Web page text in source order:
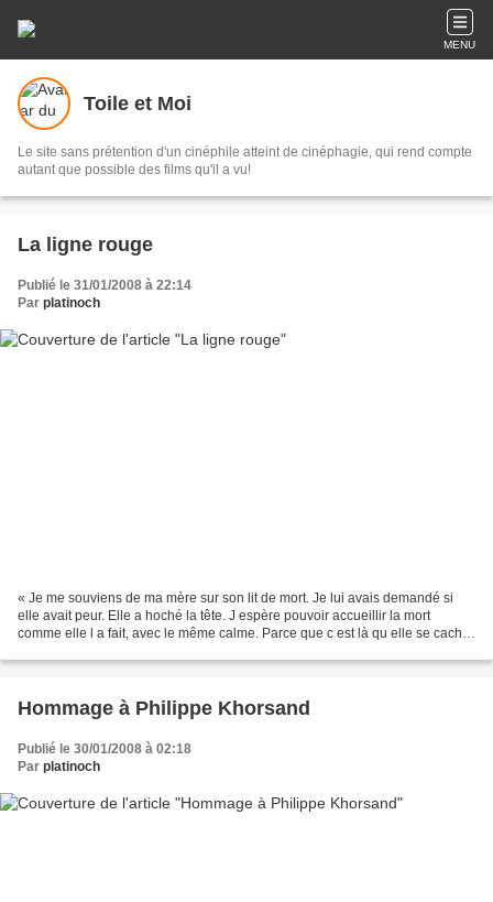
MENU
Toile et Moi
Le site sans prétention d'un cinéphile atteint de cinéphagie, qui rend compte
autant que possible des films qu'il a vu!
La ligne rouge
Publié le 31/01/2008 à 22:14
Par platinoch
« Je me souviens de ma mère sur son lit de mort. Je lui avais demandé si
elle avait peur. Elle a hoché la tête. J espère pouvoir accueillir la mort
comme elle l a fait, avec le même calme. Parce que c est là qu elle se cache,
Hommage à Philippe Khorsand
Publié le 30/01/2008 à 02:18
Par platinoch